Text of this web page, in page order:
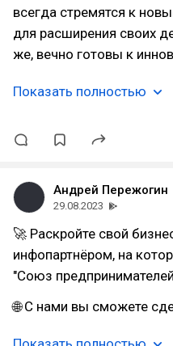
всегда стремятся к
для расширения своих
же, вечно готовы к
Показать полностью
Андрей Пережогин
29.08.2023
🚀 Раскройте свой
инфопартнёром, на
"Союз
🌐 С нами вы сможете